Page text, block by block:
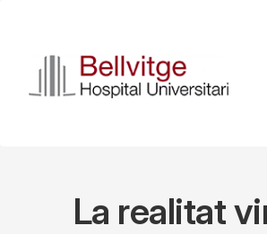
contingut
La realitat